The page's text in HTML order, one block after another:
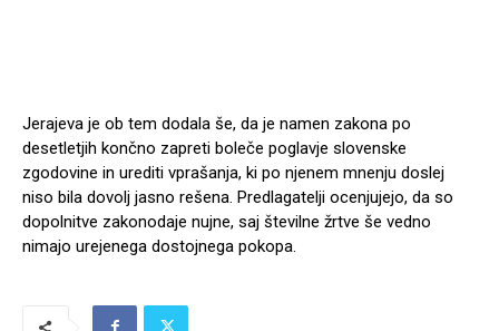
Jerajeva je ob tem dodala še, da je namen zakona po
desetletjih končno zapreti boleče poglavje slovenske
zgodovine in urediti vprašanja, ki po njenem mnenju doslej
niso bila dovolj jasno rešena. Predlagatelji ocenjujejo, da so
dopolnitve zakonodaje nujne, saj številne žrtve še vedno
nimajo urejenega dostojnega pokopa.